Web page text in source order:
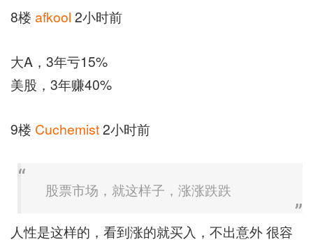
8楼 afkool 2小时前
大A，3年亏15%
美股，3年赚40%
9楼 Cuchemist2小时前
股票市场，就这样子，涨涨跌跌
人性是这样的，看到涨的就买入，不出意外 很容